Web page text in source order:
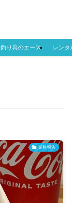
釣り具のエース レンタ
業務報告